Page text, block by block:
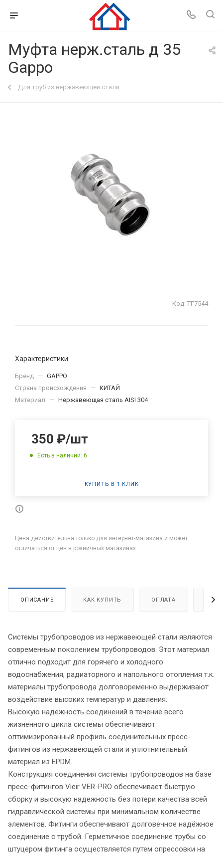
Муфта нерж.сталь д 35
Gappo
Для труб из нержавеющей стали
Код: ТГ7544
Характеристики
Бренд — GAPPO
Страна происхождения
— КИТАЙ
Материал
— Нержавеющая сталь AISI 304
350 ₽/шт
Есть в наличии: 6
КУПИТЬ В 1 КЛИК
Цена действительна только для интернет-магазина и может
отличаться от цен в розничных магазинах
ОПИСАНИЕ КАК КУПИТЬ ОПЛАТА
Системы трубопроводов из нержавеющей стали являются
современным поколением трубопроводов. Этот материал
отлично подходит для горячего и холодного
водоснабжения, радиаторного и напольного отопления т.к.
материалы трубопровода долговоременно выдерживают
воздействие высоких температур и давления.
Высокую надежность соединений в течение всего
жизненного цикла системы обеспечивают
оптимизированный профиль соединительных пресс-
фитингов из нержавеющей стали и уплотнительный
материал из EPDM.
Конструкция соединения системы трубопроводов на базе
пресс-фитингов Vieir VER-PRO обеспечивает быструю
сборку и высокую надежность без потери качества всей
гидравлической системы при минимальном количестве
элементов. Фитинги обеспечивают долговечное надёжное
соединение с трубой. Герметичное соединение трубы со
штуцером фитинга осуществляется путем опрессовки на